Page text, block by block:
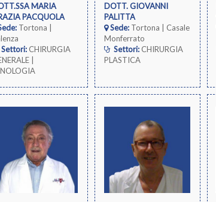
MARIA
PACQUOLA
Tortona |
Settori:CHIRURGIA
|
DOTT. GIOVANNI
PALITTA
Sede:Tortona | Casale
Monferrato
Settori:CHIRURGIA
PLASTICA